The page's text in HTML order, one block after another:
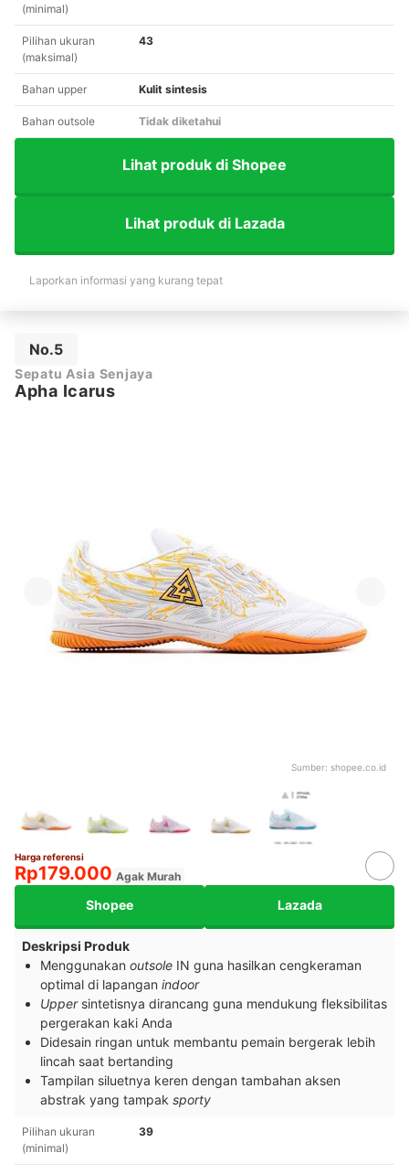
(minimal)
Pilihan ukuran
(maksimal)
43
Bahan upper Kulit sintesis
Bahan outsole Tidak diketahui
Lihat produk di Shopee
Lihat produk di Lazada
Laporkan informasi yang kurang tepat
No.5
Sepatu Asia Senjaya
Apha Icarus
Sumber: shopee.co.id
Harga referensi
Rp179.000 Agak Murah
Shopee Lazada
Deskripsi Produk
Menggunakan outsole IN guna hasilkan cengkeraman
optimal di lapangan indoor
Uppersintetisnya dirancang guna mendukung fleksibilitas
pergerakan kaki Anda
Didesain ringan untuk membantu pemain bergerak lebih
lincah saat bertanding
Tampilan siluetnya keren dengan tambahan aksen
abstrak yang tampak sporty
Pilihan ukuran
(minimal)
39